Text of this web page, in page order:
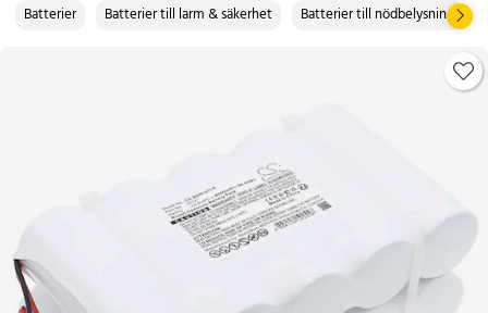
Batterier Batterier till larm & säkerhet Batterier till nödbelysning